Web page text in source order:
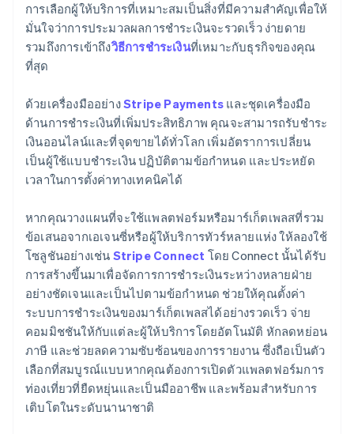
การเลือกผู้ให้บริการที่เหมาะสมเป็นสิ่งที่มีความสำคัญเพื่อให้
มั่นใจว่าการประมวลผลการชำระเงินจะรวดเร็ว ง่ายดาย
รวมถึงการเข้าถึงวิธีการชำระเงินที่เหมาะกับธุรกิจของคุณ
ที่สุด
ด้วยเครื่องมืออย่างStripe Payments และชุดเครื่องมือ
ด้านการชำระเงินที่เพิ่มประสิทธิภาพ คุณจะสามารถรับชำระ
เงินออนไลน์และที่จุดขายได้ทั่วโลก เพิ่มอัตราการเปลี่ยน
เป็นผู้ใช้แบบชำระเงิน ปฏิบัติตามข้อกำหนด และประหยัด
เวลาในการตั้งค่าทางเทคนิคได้
หากคุณวางแผนที่จะใช้แพลตฟอร์มหรือมาร์เก็ตเพลสที่รวม
ข้อเสนอจากเอเจนซี่หรือผู้ให้บริการทัวร์หลายแห่ง ให้ลองใช้
โซลูชันอย่างเช่น Stripe Connect โดย Connect นั้นได้รับ
การสร้างขึ้นมาเพื่อจัดการการชำระเงินระหว่างหลายฝ่าย
อย่างชัดเจนและเป็นไปตามข้อกำหนด ช่วยให้คุณตั้งค่า
ระบบการชำระเงินของมาร์เก็ตเพลสได้อย่างรวดเร็ว จ่าย
คอมมิชชันให้กับแต่ละผู้ให้บริการโดยอัตโนมัติ หักลดหย่อน
ภาษี และช่วยลดความซับซ้อนของการรายงาน ซึ่งถือเป็นตัว
เลือกที่สมบูรณ์แบบหากคุณต้องการเปิดตัวแพลตฟอร์มการ
ท่องเที่ยวที่ยืดหยุ่นและเป็นมืออาชีพ และพร้อมสำหรับการ
เติบโตในระดับนานาชาติ
กรีซ
English
เขตบริหารพิเศษฮ่องกง ประเทศจีน
English 简体中文
แคนาดา
English Français